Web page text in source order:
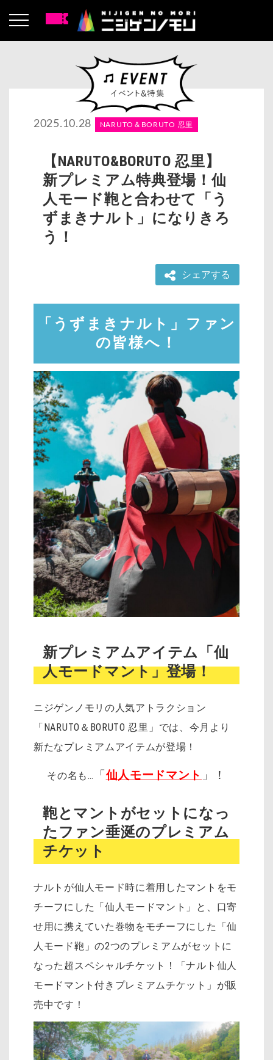
2025.10.28 NARUTO＆BORUTO 忍里
【NARUTO&BORUTO 忍里】
新プレミアム特典登場！仙
人モード鞄と合わせて「う
ずまきナルト」になりきろ
う！
シェアする
「うずまきナルト」ファン
の皆様へ！
新プレミアムアイテム「仙
人モードマント」登場！
ニジゲンノモリの人気アトラクション
「NARUTO＆BORUTO 忍里」では、今月より
新たなプレミアムアイテムが登場！
その名も… 「 仙人モードマント 」！
鞄とマントがセットになっ
たファン垂涎のプレミアム
チケット
ナルトが仙人モード時に着用したマントをモ
チーフにした「仙人モードマント」と、口寄
せ用に携えていた巻物をモチーフにした「仙
人モード鞄」の2つのプレミアムがセットに
なった超スペシャルチケット！「ナルト仙人
モードマント付きプレミアムチケット」が販
売中です！